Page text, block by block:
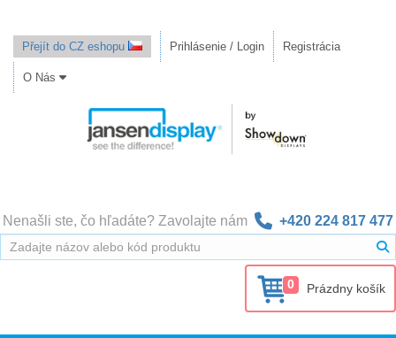
Přejít do CZ eshopu Prihlásenie / Login Registrácia
O Nás
Nenašli ste, čo hľadáte? Zavolajte nám +420 224 817 477
0 Prázdny košík